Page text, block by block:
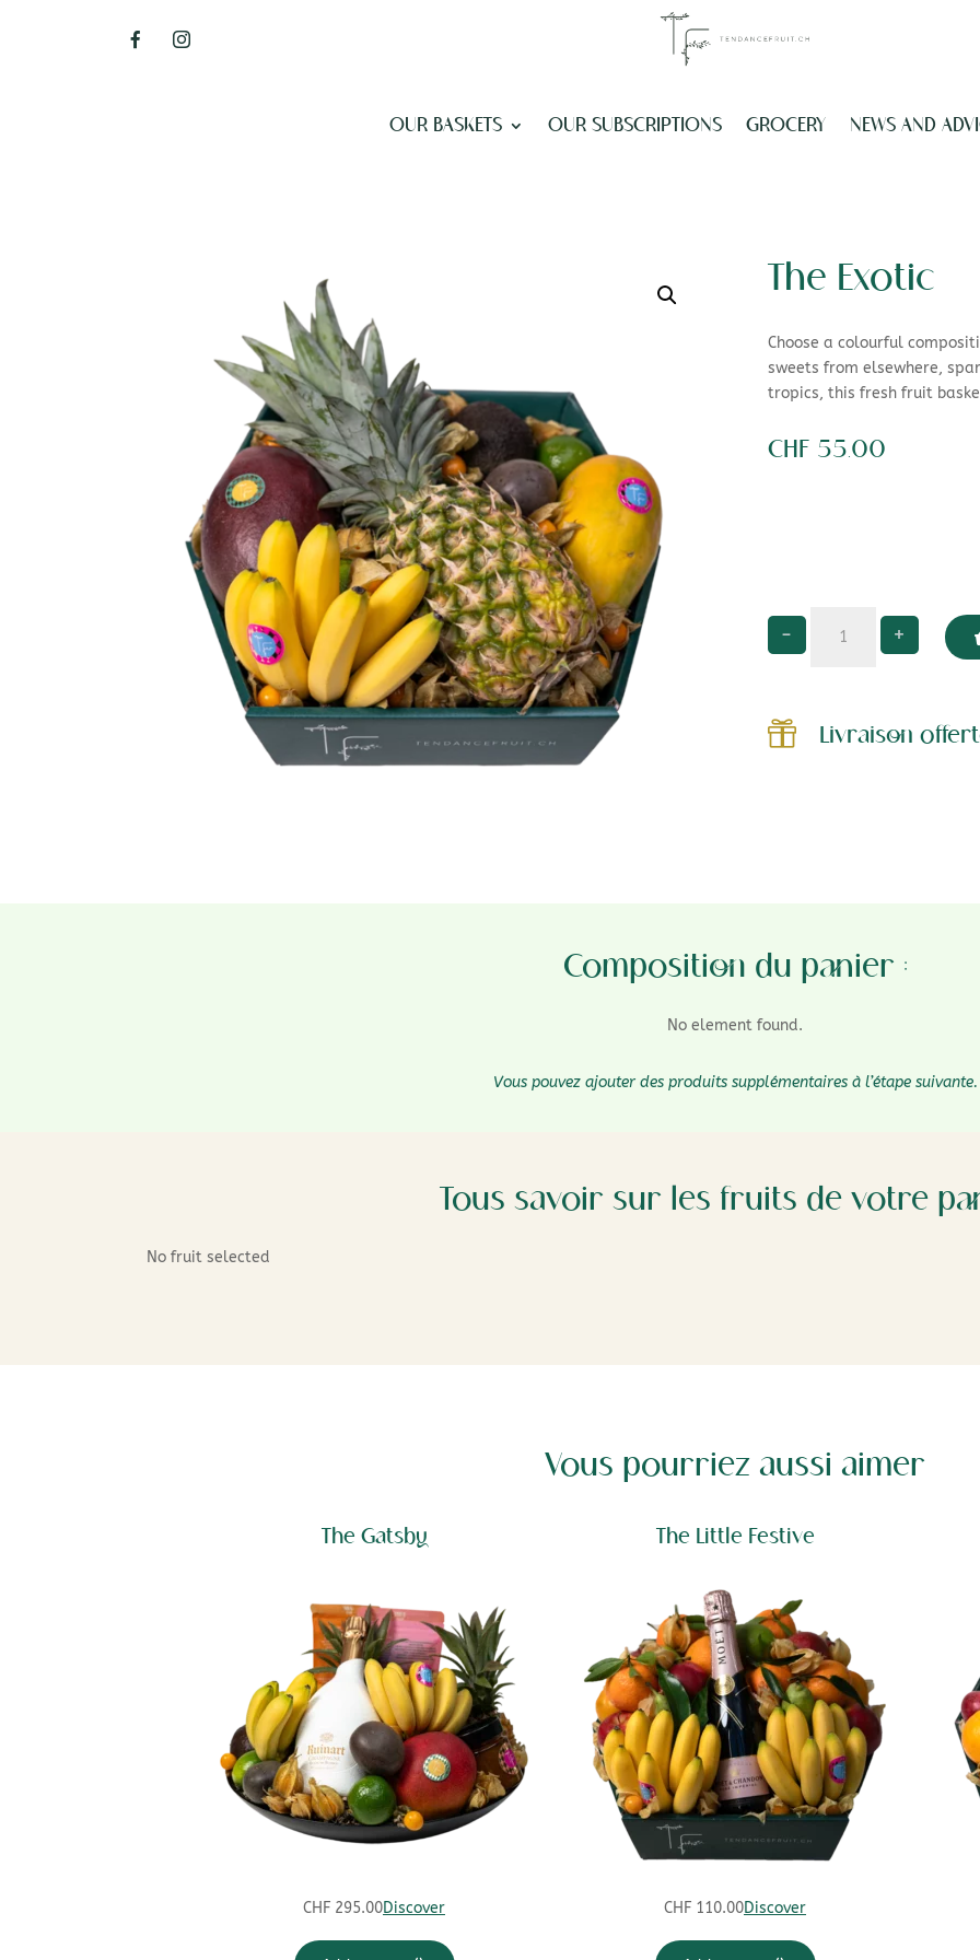
OUR BASKETS OUR SUBSCRIPTIONS GROCERY NEWS AND
The Exotic
Choose a colourful
sweets from elsewhere,
tropics, this fresh fruit
CHF 55.00
-
Exotic
+
 Livraison
Composition du panier :
No element found.
Vous pouvez ajouter des produits supplémentaires à l’étape suivante.
Tous savoir sur les fruits de votre
No fruit selected
Vous pourriez aussi aimer
The Gatsby
CHF 295.00Discover
The Little Festive
CHF 110.00Discover